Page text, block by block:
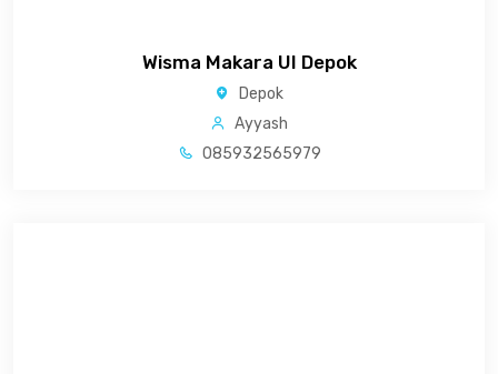
Wisma Makara UI Depok
Depok
Ayyash
085932565979